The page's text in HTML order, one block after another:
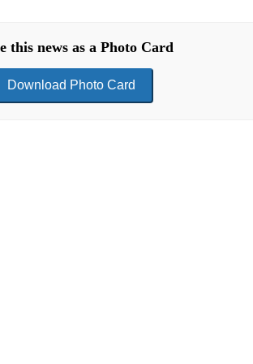
this news as a Photo Card
Download Photo Card